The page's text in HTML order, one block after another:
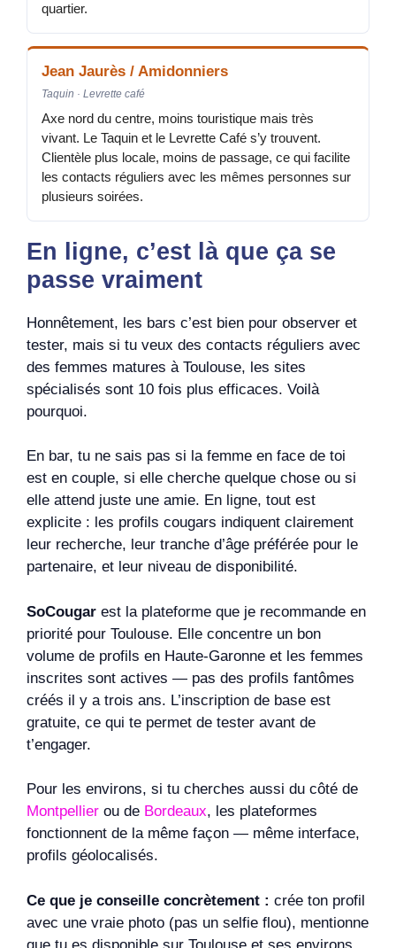
quartier.
Jean Jaurès / Amidonniers
Taquin · Levrette café
Axe nord du centre, moins touristique mais très
vivant. Le Taquin et le Levrette Café s’y trouvent.
Clientèle plus locale, moins de passage, ce qui facilite
les contacts réguliers avec les mêmes personnes sur
plusieurs soirées.
En ligne, c’est là que ça se
passe vraiment
Honnêtement, les bars c’est bien pour observer et
tester, mais si tu veux des contacts réguliers avec
des femmes matures à Toulouse, les sites
spécialisés sont 10 fois plus efficaces. Voilà
pourquoi.
En bar, tu ne sais pas si la femme en face de toi
est en couple, si elle cherche quelque chose ou si
elle attend juste une amie. En ligne, tout est
explicite : les profils cougars indiquent clairement
leur recherche, leur tranche d’âge préférée pour le
partenaire, et leur niveau de disponibilité.
SoCougar est la plateforme que je recommande en
priorité pour Toulouse. Elle concentre un bon
volume de profils en Haute-Garonne et les femmes
inscrites sont actives — pas des profils fantômes
créés il y a trois ans. L’inscription de base est
gratuite, ce qui te permet de tester avant de
t’engager.
Pour les environs, si tu cherches aussi du côté de
Montpellier ou de Bordeaux, les plateformes
fonctionnent de la même façon — même interface,
profils géolocalisés.
Ce que je conseille concrètement : crée ton profil
avec une vraie photo (pas un selfie flou), mentionne